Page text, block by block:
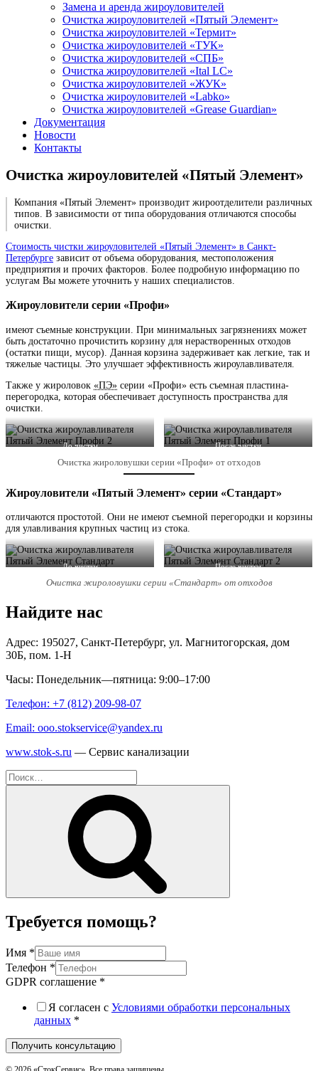
Замена и аренда жироуловителей
Очистка жироуловителей «Пятый Элемент»
Очистка жироуловителей «Термит»
Очистка жироуловителей «ТУК»
Очистка жироуловителей «СПБ»
Очистка жироуловителей «Ital LC»
Очистка жироуловителей «ЖУК»
Очистка жироуловителей «Labko»
Очистка жироуловителей «Grease Guardian»
Документация
Новости
Контакты
Очистка жироуловителей «Пятый Элемент»
Компания «Пятый Элемент» производит жироотделители различных
типов. В зависимости от типа оборудования отличаются способы
очистки.
Стоимость чистки жироуловителей «Пятый Элемент» в Санкт-
Петербурге зависит от объема оборудования, местоположения
предприятия и прочих факторов. Более подробную информацию по
услугам Вы можете уточнить у наших специалистов.
Жироуловители серии «Профи»
имеют съемные конструкции. При минимальных загрязнениях может
быть достаточно прочистить корзину для нерастворенных отходов
(остатки пищи, мусор). Данная корзина задерживает как легкие, так и
тяжелые частицы. Это улучшает эффективность жироулавливателя.
Также у жироловок «ПЭ» серии «Профи» есть съемная пластина-
перегородка, которая обеспечивает доступность пространства для
очистки.
До чистки После чистки
Очистка жироловушки серии «Профи» от отходов
Жироуловители «Пятый Элемент» серии «Стандарт»
отличаются простотой. Они не имеют съемной перегородки и корзины
для улавливания крупных частиц из стока.
До чистки После чистки
Очистка жироловушки серии «Стандарт» от отходов
Найдите нас
Адрес: 195027, Санкт-Петербург, ул. Магнитогорская, дом
30Б, пом. 1-Н
Часы: Понедельник—пятница: 9:00–17:00
Телефон: +7 (812) 209-98-07
Email: ooo.stokservice@yandex.ru
www.stok-s.ru — Сервис канализации
Искать:
Требуется помощь?
Имя *
Телефон *
GDPR соглашение *
Я согласен с Условиями обработки персональных
данных *
Получить консультацию